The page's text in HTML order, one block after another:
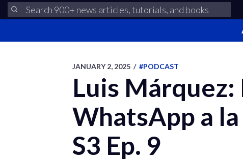
JANUARY 2, 2025 / #PODCAST
Luis
WhatsApp a
S3 Ep. 9